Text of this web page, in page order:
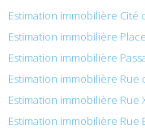
Estimation immobilière Cité
Estimation immobilière
Estimation immobilière
Estimation immobilière Rue
Estimation immobilière Rue
Estimation immobilière Rue